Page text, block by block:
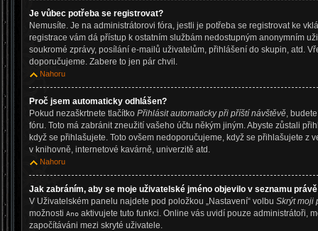
Je vůbec potřeba se registrovat?
Nemusíte. Je na administrátorovi fóra, jestli je potřeba se registrovat ke
registrace vám dá přístup k ostatním službám nedostupným anonymním
soukromé zprávy, posílání e-mailů uživatelům, přihlášení do skupin, atd.
doporučujeme. Zabere to jen pár chvil.
Nahoru
Proč jsem automaticky odhlášen?
Pokud nezaškrtnete tlačítko Přihlásit automaticky při příští návštěvě,
fóru. Toto má zabránit zneužití vašeho účtu někým jiným. Abyste zůstali
když se přihlašujete. Toto ovšem nedoporučujeme, když se přihlašujete z
v knihovně, internetové kavárně, univerzitě atd.
Nahoru
Jak zabráním, aby se moje uživatelské jméno objevilo v seznamu
V Uživatelském panelu najdete pod položkou „Nastavení“ volbu Skrýt moji
možnosti Ano aktivujete tuto funkci. Online vás uvidí pouze administrátoři,
započítáváni mezi skryté uživatele.